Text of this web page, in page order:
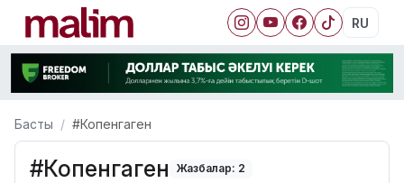
RU
Басты #Копенгаген
#Копенгаген Жазбалар: 2